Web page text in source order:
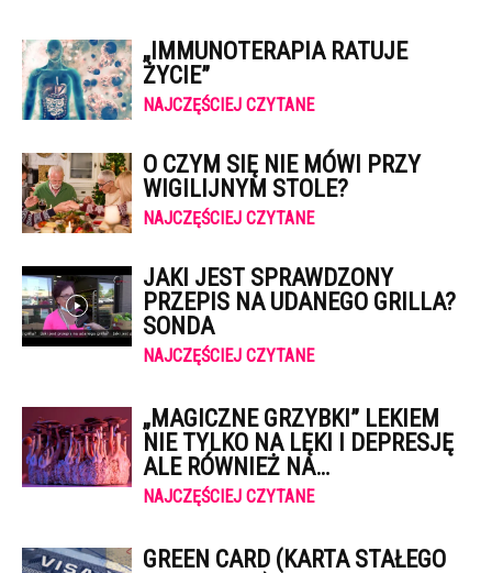
„IMMUNOTERAPIA RATUJE
ŻYCIE”
NAJCZĘŚCIEJ CZYTANE
O CZYM SIĘ NIE MÓWI PRZY
WIGILIJNYM STOLE?
NAJCZĘŚCIEJ CZYTANE
JAKI JEST SPRAWDZONY
PRZEPIS NA UDANEGO GRILLA?
SONDA
NAJCZĘŚCIEJ CZYTANE
„MAGICZNE GRZYBKI” LEKIEM
NIE TYLKO NA LĘKI I DEPRESJĘ
ALE RÓWNIEŻ NA…
NAJCZĘŚCIEJ CZYTANE
GREEN CARD (KARTA STAŁEGO